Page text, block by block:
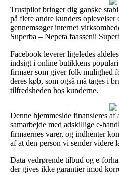
Trustpilot bringer dig ganske
på flere andre kunders
gennemsøger internet
Superba – Nepeta faassenii
Facebook leverer ligeledes
indsigt i online butikkens
firmaer som giver folk mulighed
deres køb, som også må tages i
tilfredsheden hos kunderne.
Denne hjemmeside finansieres
samarbejde med adskillige e-
firmaernes varer, og indhenter
af at den person vi sender videre
Data vedrørende tilbud og e-
der gives ikke garantier imod